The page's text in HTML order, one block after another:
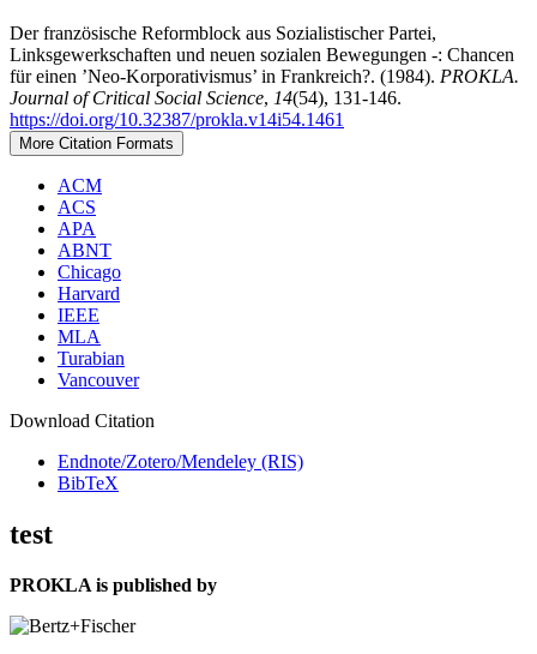
Der französische Reformblock aus Sozialistischer Partei,
Linksgewerkschaften und neuen sozialen Bewegungen -: Chancen
für einen ’Neo-Korporativismus’ in Frankreich?. (1984). PROKLA.
Journal of Critical Social Science, 14(54), 131-146.
https://doi.org/10.32387/prokla.v14i54.1461
More Citation Formats
ACM
ACS
APA
ABNT
Chicago
Harvard
IEEE
MLA
Turabian
Vancouver
Download Citation
Endnote/Zotero/Mendeley (RIS)
BibTeX
test
PROKLA is published by